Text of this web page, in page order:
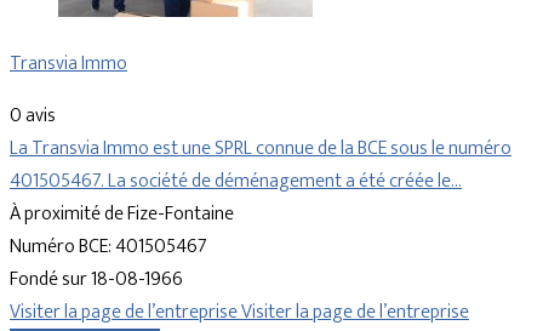
Transvia Immo
0 avis
La Transvia Immo est une SPRL connue de la BCE sous le numéro
401505467. La société de déménagement a été créée le…
À proximité de Fize-Fontaine
Numéro BCE: 401505467
Fondé sur 18-08-1966
Visiter la page de l’entrepriseVisiter la page de l’entreprise